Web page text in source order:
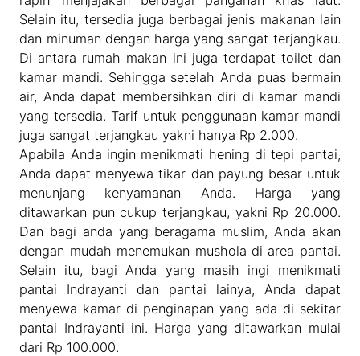
Selain itu, tersedia juga berbagai jenis makanan lain
dan minuman dengan harga yang sangat terjangkau.
Di antara rumah makan ini juga terdapat toilet dan
kamar mandi. Sehingga setelah Anda puas bermain
air, Anda dapat membersihkan diri di kamar mandi
yang tersedia. Tarif untuk penggunaan kamar mandi
juga sangat terjangkau yakni hanya Rp 2.000.
Apabila Anda ingin menikmati hening di tepi pantai,
Anda dapat menyewa tikar dan payung besar untuk
menunjang kenyamanan Anda. Harga yang
ditawarkan pun cukup terjangkau, yakni Rp 20.000.
Dan bagi anda yang beragama muslim, Anda akan
dengan mudah menemukan mushola di area pantai.
Selain itu, bagi Anda yang masih ingi menikmati
pantai Indrayanti dan pantai lainya, Anda dapat
menyewa kamar di penginapan yang ada di sekitar
pantai Indrayanti ini. Harga yang ditawarkan mulai
dari Rp 100.000.